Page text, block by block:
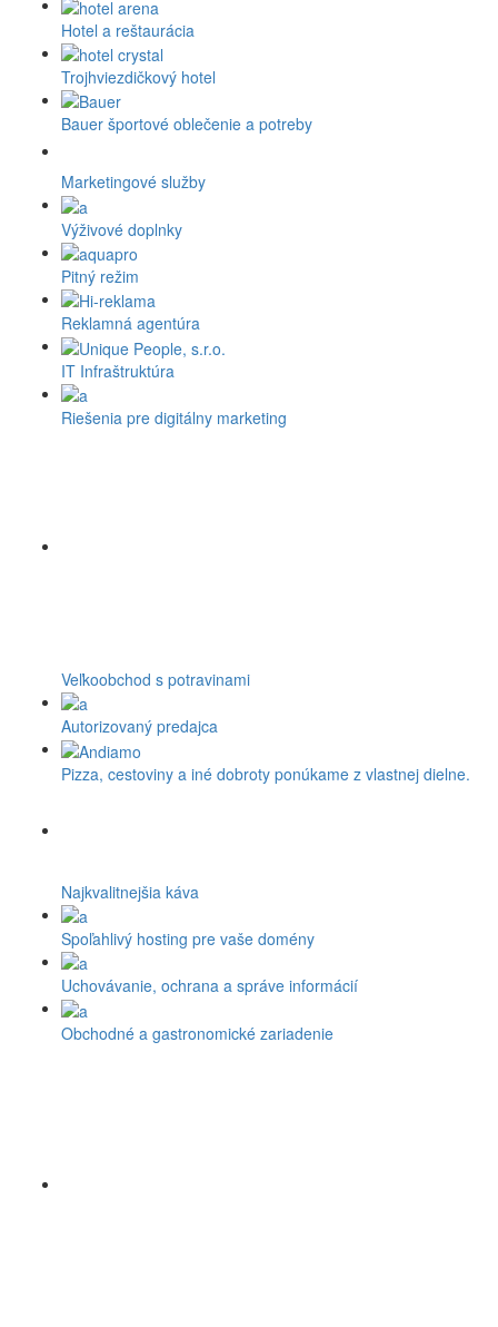
Hotel a reštaurácia
Trojhviezdičkový hotel
Bauer športové oblečenie a potreby
Marketingové služby
Výživové doplnky
Pitný režim
Reklamná agentúra
IT Infraštruktúra
Riešenia pre digitálny marketing
Veľkoobchod s potravinami
Autorizovaný predajca
Pizza, cestoviny a iné dobroty ponúkame z vlastnej dielne.
Najkvalitnejšia káva
Spoľahlivý hosting pre vaše domény
Uchovávanie, ochrana a správe informácií
Obchodné a gastronomické zariadenie